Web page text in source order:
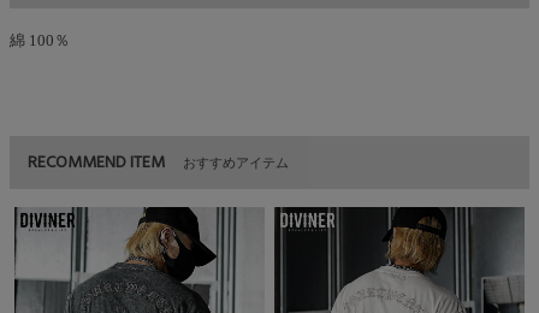
綿 100％
RECOMMEND ITEM おすすめアイテム